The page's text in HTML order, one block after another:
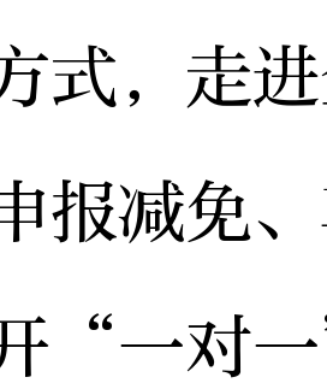
式，走
报减免
“一对